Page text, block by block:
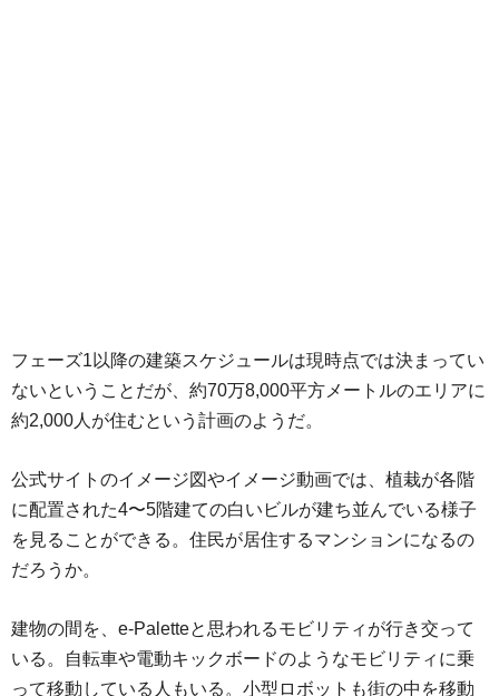
フェーズ1以降の建築スケジュールは現時点では決まってい
ないということだが、約70万8,000平方メートルのエリアに
約2,000人が住むという計画のようだ。
公式サイトのイメージ図やイメージ動画では、植栽が各階
に配置された4〜5階建ての白いビルが建ち並んでいる様子
を見ることができる。住民が居住するマンションになるの
だろうか。
建物の間を、e-Paletteと思われるモビリティが行き交って
いる。自転車や電動キックボードのようなモビリティに乗
って移動している人もいる。小型ロボットも街の中を移動